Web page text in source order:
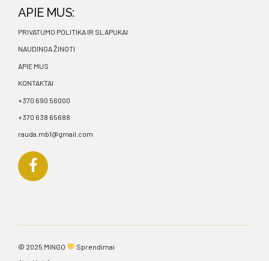
APIE MUS:
PRIVATUMO POLITIKA IR SLAPUKAI
NAUDINGA ŽINOTI
APIE MUS
KONTAKTAI
+370 690 56000
+370 638 65688
rauda.mb1@gmail.com
© 2025 MINGO
Sprendimai